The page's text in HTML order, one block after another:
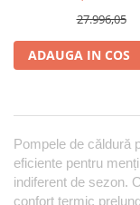
27.996,05
ADAUGA IN COS
Pompele de căldură
eficiente pentru
indiferent de sezon.
confort termic